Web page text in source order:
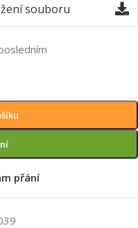
souboru
přání